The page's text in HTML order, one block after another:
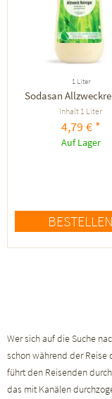
1 Liter
Sodasan
Inhalt 1 Liter
4,79 € *
Auf Lager
BESTELLEN
Wer sich auf die Suche
schon während der Reise
führt den Reisenden
das mit Kanälen